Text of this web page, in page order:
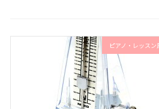
ピアノ・レッスン